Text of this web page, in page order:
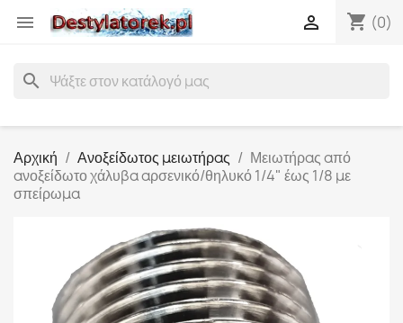
 shopping_cart (0)

search
Αρχική Ανοξείδωτος μειωτήρας
Μειωτήρας από
ανοξείδωτο χάλυβα αρσενικό/θηλυκό 1/4" έως 1/8 με
σπείρωμα